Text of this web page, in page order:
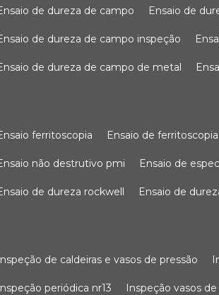
ensaio de dureza de campo ensaio de
ensaio de dureza de campo inspeção
ensaio de dureza de campo de metal
ensaio ferritoscopia ensaio de ferritoscopia
ensaio não destrutivo pmi ensaio de
ensaio de dureza rockwell ensaio de
inspeção de caldeiras e vasos de pressão
inspeção periódica nr13 inspeção vasos